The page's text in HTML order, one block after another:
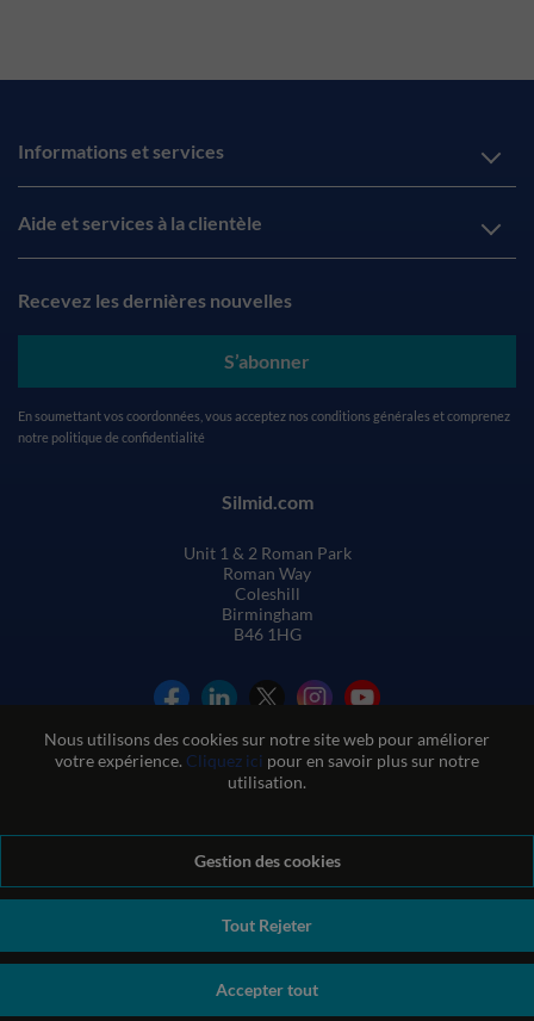
Nous utilisons des cookies sur notre site web pour améliorer
votre expérience. Cliquez ici pour en savoir plus sur notre
utilisation.
Gestion des cookies
Tout Rejeter
Accepter tout
Informations et services
Aide et services à la clientèle
Recevez les dernières nouvelles
S’abonner
En soumettant vos coordonnées, vous acceptez nos conditions générales et comprenez
notre politique de confidentialité
Silmid.com
Unit 1 & 2 Roman Park
Roman Way
Coleshill
Birmingham
B46 1HG
Conditions générales de vente
Conditions d'utilisation du site web
Politique de confidentialité et de cookies
Politique de qualité
Politique environnementale
Déclaration sur l'esclavage moderne
number: GB 338 0755 48|ecommerce by red